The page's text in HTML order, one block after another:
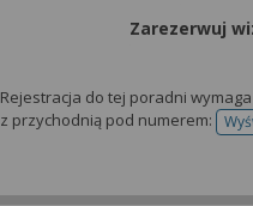
Zarezerwuj
Rejestracja do tej poradni
z przychodnią pod numerem: